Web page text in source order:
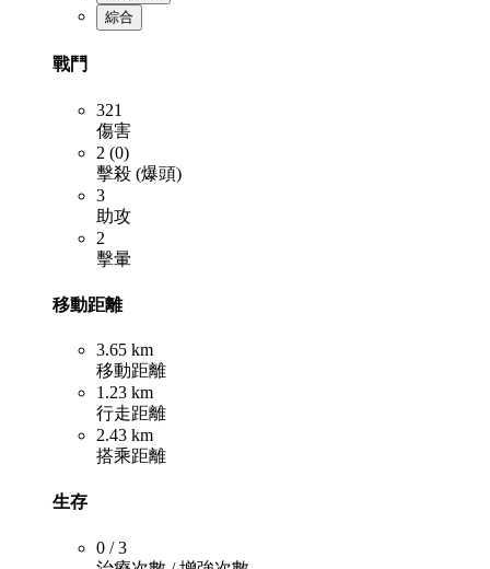
綜合
戰鬥
321
傷害
2 (0)
擊殺 (爆頭)
3
助攻
2
擊暈
移動距離
3.65 km
移動距離
1.23 km
行走距離
2.43 km
搭乘距離
生存
0 / 3